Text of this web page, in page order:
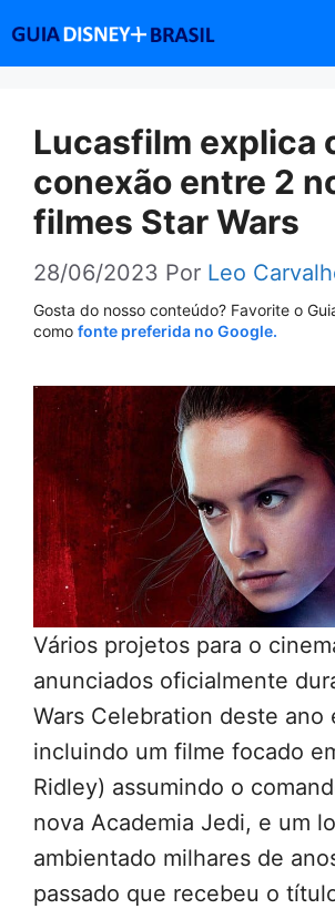
conteúdo
Lucasfilm explica
conexão entre 2
filmes Star Wars
28/06/2023 Por Leo
Gosta do nosso conteúdo? Favorite o
como fonte preferida no Google.
Vários projetos para o
anunciados oficialmente
Wars Celebration deste ano
incluindo um filme focado
Ridley) assumindo o
nova Academia Jedi, e um
ambientado milhares de
passado que recebeu o